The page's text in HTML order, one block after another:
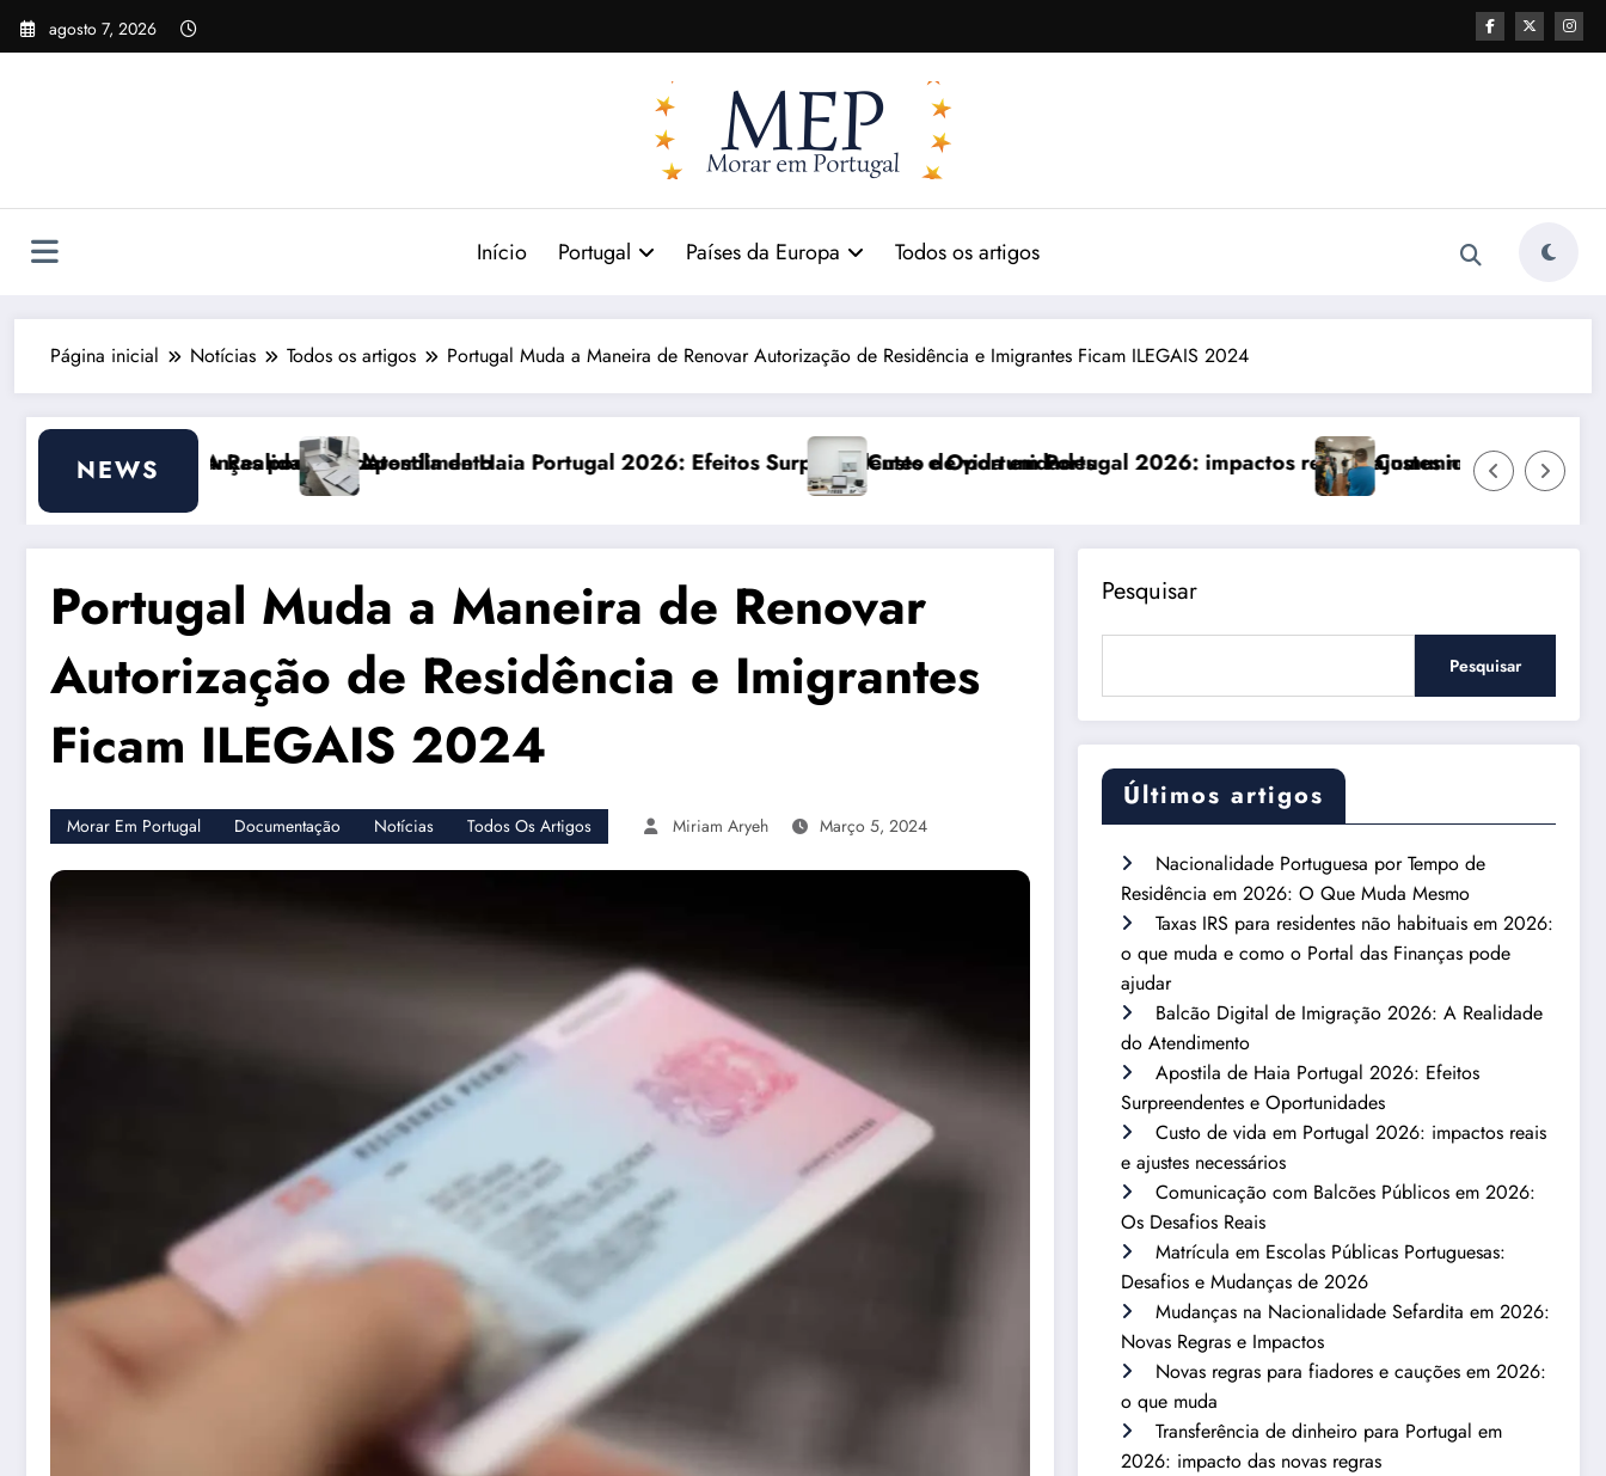
Pular
para
agosto 7, 2026
Início Portugal Países da Europa Todos os artigos
Página inicial Notícias Todos os artigos Portugal Muda a Maneira de Renovar Autorização de Residência e Imigrantes Ficam ILEGAIS 2024
NEWS
ajudar
do Atendimento
Apostila de Haia Portugal 2026: Efeitos Surpreendentes e OportunidadesCusto de vida em Portugal 2026: impactos reais e ajustes necessáriosComunicação com Balcões Públicos em 2026: Os
Portugal Muda a Maneira de Renovar
Autorização de Residência e Imigrantes
Ficam ILEGAIS 2024
Morar Em Portugal Documentação Notícias Todos Os Artigos Miriam Aryeh Março 5, 2024
Pesquisar
Pesquisar
Últimos artigos
Nacionalidade Portuguesa por Tempo de
Residência em 2026: O Que Muda Mesmo
Taxas IRS para residentes não habituais em 2026:
o que muda e como o Portal das Finanças pode
ajudar
Balcão Digital de Imigração 2026: A Realidade
do Atendimento
Apostila de Haia Portugal 2026: Efeitos
Surpreendentes e Oportunidades
Custo de vida em Portugal 2026: impactos reais
e ajustes necessários
Comunicação com Balcões Públicos em 2026:
Os Desafios Reais
Matrícula em Escolas Públicas Portuguesas:
Desafios e Mudanças de 2026
Mudanças na Nacionalidade Sefardita em 2026:
Novas Regras e Impactos
Novas regras para fiadores e cauções em 2026:
o que muda
Transferência de dinheiro para Portugal em
2026: impacto das novas regras